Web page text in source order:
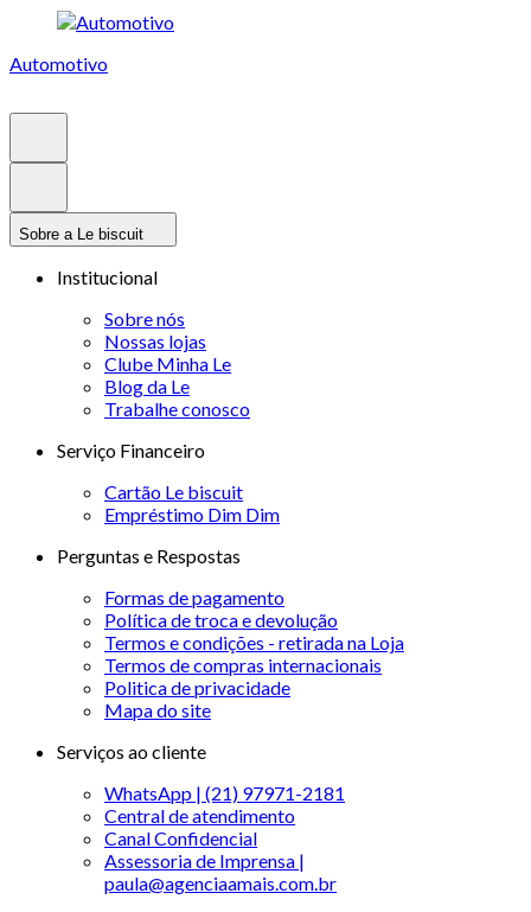
Automotivo
Sobre a Le biscuit
Institucional
Sobre nós
Nossas lojas
Clube Minha Le
Blog da Le
Trabalhe conosco
Serviço Financeiro
Cartão Le biscuit
Empréstimo Dim Dim
Perguntas e Respostas
Formas de pagamento
Política de troca e devolução
Termos e condições - retirada na Loja
Termos de compras internacionais
Politica de privacidade
Mapa do site
Serviços ao cliente
WhatsApp | (21) 97971-2181
Central de atendimento
Canal Confidencial
Assessoria de Imprensa |
paula@agenciaamais.com.br